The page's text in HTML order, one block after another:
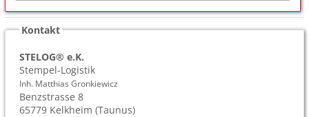
Kontakt
STELOG® e.K.
Stempel-Logistik
Inh. Matthias Gronkiewicz
Benzstrasse 8
65779 Kelkheim (Taunus)